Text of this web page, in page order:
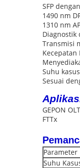
SFP
1490 nm
1310 nm
Diagnostik
Transmisi
Suhu
Sesuai
GEPON
FTTx
Parameter
Suhu